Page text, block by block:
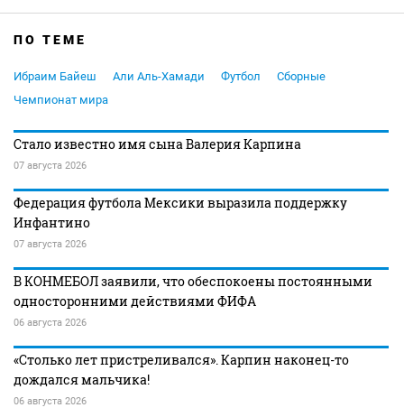
ПО ТЕМЕ
Ибраим Байеш Али Аль-Хамади Футбол
Сборные
Чемпионат мира
Стало известно имя сына Валерия Карпина
07 августа 2026
Федерация футбола Мексики выразила поддержку
Инфантино
07 августа 2026
В КОНМЕБОЛ заявили, что обеспокоены постоянными
односторонними действиями ФИФА
06 августа 2026
«Столько лет пристреливался». Карпин наконец-то
дождался мальчика!
06 августа 2026